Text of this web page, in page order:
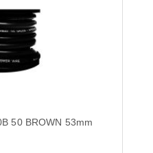
50 BROWN 53mm